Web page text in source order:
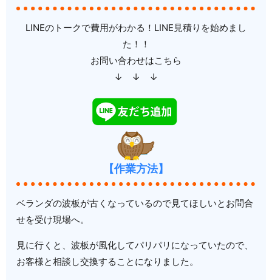
LINEのトークで費用がわかる！LINE見積りを始めまし
た！！
お問い合わせはこちら
↓ ↓ ↓
【作業方法】
ベランダの波板が古くなっているので見てほしいとお問合
せを受け現場へ。
見に行くと、波板が風化してパリパリになっていたので、
お客様と相談し交換することになりました。